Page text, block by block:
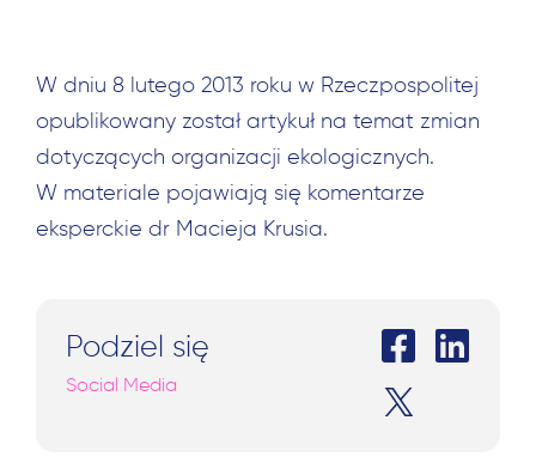
W dniu 8 lutego 2013 roku w Rzeczpospolitej
opublikowany został artykuł na temat zmian
dotyczących organizacji ekologicznych.
W materiale pojawiają się komentarze
eksperckie dr Macieja Krusia.
Podziel się
Social Media